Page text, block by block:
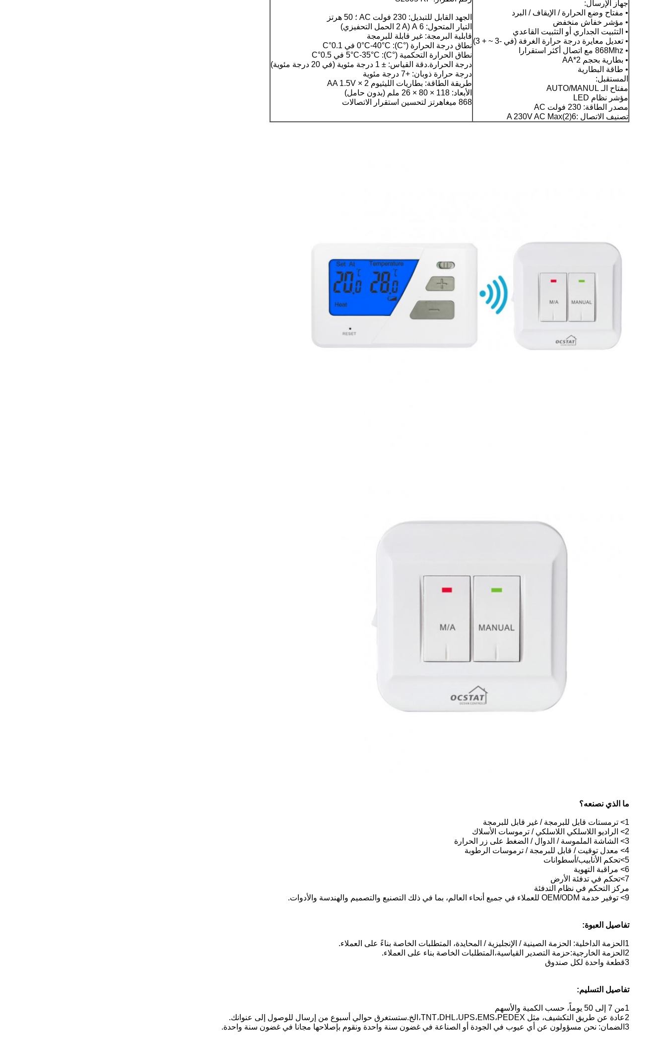
جهاز الإرسال:
• مفتاح وضع الحرارة / الإيقاف / البرد
• مؤشر خفاش منخفض
• التثبيت الجداري أو التثبيت القاعدي
• تعديل معايرة درجة حرارة الغرفة (في -3 ~ + 3)
• 868Mhz مع اتصال أكثر استقرارا
• بطارية بحجم 2*AA
• طاقة البطارية
المستقبل:
مفتاح الـ AUTO/MANUL
مؤشر نظام LED
مصدر الطاقة: 230 فولت AC
تصنيف الاتصال :6(2)A 230V AC Max
الجهد القابل للتبديل: 230 فولت AC ؛ 50 هرتز
التيار المتحول: 6 A (2 A الحمل التحفيزي)
قابلية البرمجة: غير قابلة للبرمجة
نطاق درجة الحرارة (°C): 0°C-40°C في 0.1°C
نطاق الحرارة التحكمية (°C): 5°C-35°C في 0.5°C
درجة الحرارة.دقة القياس: ± 1 درجة مئوية (في 20 درجة مئوية)
درجة حرارة ذوبان: +7 درجة مئوية
طريقة الطاقة: بطاريات الليثيوم 2 × AA 1.5V
الأبعاد: 118 × 80 × 26 ملم (بدون حامل)
868 ميغاهرتز لتحسين استقرار الاتصالات
ما الذي نصنعه؟
1> ترمستات قابل للبرمجة / غير قابل للبرمجة
2> الراديو اللاسلكي اللاسلكي / ترموسات الأسلاك
3> الشاشة الملموسة / الدوال / الضغط على زر الحرارة
4> معدل توقيت / قابل للبرمجة / ترموسات الرطوبة
5>تحكم الأنابيب/أسطوانات
6> مراقبة التهوية
7>تحكم في تدفئة الأرض
مركز التحكم في نظام التدفئة
9> توفير خدمة OEM/ODM للعملاء في جميع أنحاء العالم، بما في ذلك التصنيع والتصميم والهندسة والأدوات.
تفاصيل العبوة:
1الحزمة الداخلية: الحزمة الصينية / الإنجليزية / المحايدة، المتطلبات الخاصة بناءً على العملاء.
2الحزمة الخارجية:حزمة التصدير القياسية،المتطلبات الخاصة بناء على العملاء.
3قطعة واحدة لكل صندوق
تفاصيل التسليم:
1من 7 إلى 50 يوماً، حسب الكمية والأسهم
2عادة عن طريق التكشيف، مثل TNT،DHL،UPS،EMS،PEDEX،الخ.ستستغرق حوالي أسبوع من إرسال للوصول إلى عنوانك.
3الضمان: نحن مسؤولون عن أي عيوب في الجودة أو الصناعة في غضون سنة واحدة ونقوم بإصلاحها مجانا في غضون سنة واحدة.